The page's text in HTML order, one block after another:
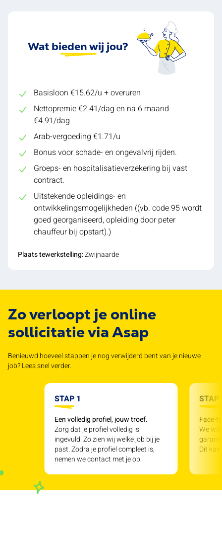
Wat bieden wij jou?
Basisloon €15.62/u + overuren
Nettopremie €2.41/dag en na 6 maand
€4.91/dag
Arab-vergoeding €1.71/u
Bonus voor schade- en ongevalvrij rijden.
Groeps- en hospitalisatieverzekering bij vast
contract.
Uitstekende opleidings- en
ontwikkelingsmogelijkheden ((vb. code 95 wordt
goed georganiseerd, opleiding door peter
chauffeur bij opstart).)
Plaats tewerkstelling:Zwijnaarde
Zo verloopt je online
sollicitatie via Asap
Benieuwd hoeveel stappen je nog verwijderd bent van je nieuwe
job? Lees snel verder.
STAP 1
Een volledig profiel, jouw troef.
Zorg dat je profiel volledig is
ingevuld. Zo zien wij welke job bij je
past. Zodra je profiel compleet is,
nemen we contact met je op.
STAP
Face-
We
Dit